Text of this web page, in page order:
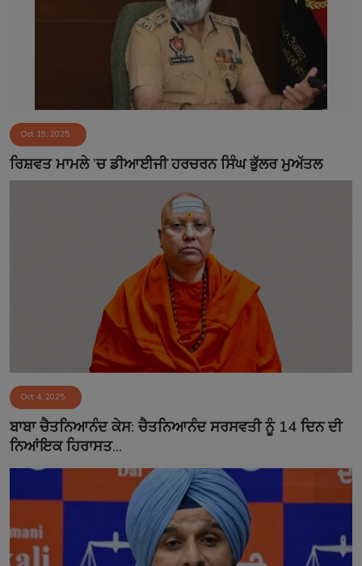
Oct 19, 2025
ਰਿਸ਼ਵਤ ਮਾਮਲੇ ’ਚ ਡੀਆਈਜੀ ਹਰਚਰਨ ਸਿੰਘ ਭੁੱਲਰ ਮੁਅੱਤਲ
Oct 4, 2025
ਬਾਬਾ ਚੈਤਨਿਆਨੰਦ ਕੇਸ: ਚੈਤਨਿਆਨੰਦ ਸਰਸਵਤੀ ਨੂੰ 14 ਦਿਨ ਦੀ
ਨਿਆਂਇਕ ਹਿਰਾਸਤ...